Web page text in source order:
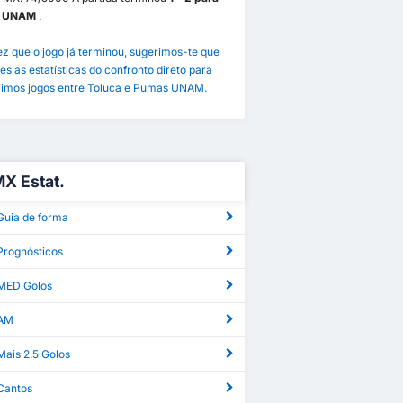
.
que o jogo já terminou, sugerimos-te que
as estatísticas do confronto direto para
jogos entre Toluca e Pumas UNAM.
Estat.
de forma
Golos
2.5 Golos